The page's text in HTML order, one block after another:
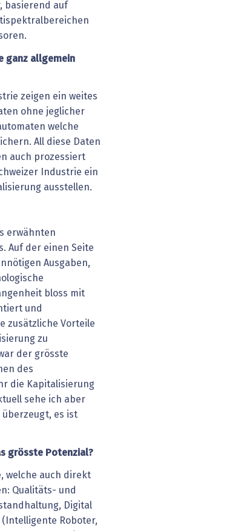
basierend auf
ganz allgemein
zeigen ein weites
ohne jeglicher
welche
All diese Daten
auch prozessiert
Industrie ein
ausstellen.
erwähnten
Auf der einen Seite
Ausgaben,
bloss mit
und
zusätzliche Vorteile
zu
der grösste
des
die Kapitalisierung
sehe ich aber
es ist
grösste Potenzial?
welche auch direkt
Qualitäts- und
Digital
(Intelligente Roboter,